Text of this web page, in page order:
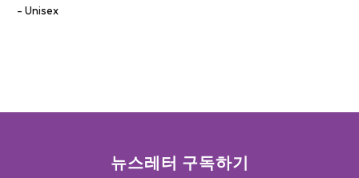
Unisex
뉴스레터 구독하기